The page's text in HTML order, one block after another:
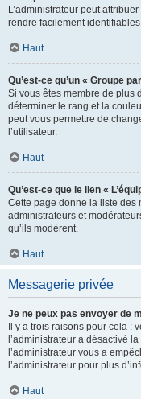
L’administrateur peut
rendre facilement
Haut
Qu’est-ce qu’un « Groupe
Si vous êtes membre de plus
déterminer le rang et la
peut vous permettre de
l’utilisateur.
Haut
Qu’est-ce que le lien «
Cette page donne la liste des
administrateurs et
qu’ils modèrent.
Haut
Messagerie privée
Je ne peux pas envoyer de
Il y a trois raisons pour cela :
l’administrateur a désactivé
l’administrateur vous a
l’administrateur pour plus
Haut